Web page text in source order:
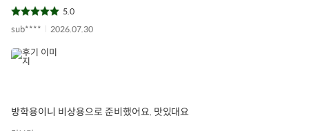
5.0
sub****
2026.07.30
방학용이니 비상용으로 준비했어요. 맛있대요